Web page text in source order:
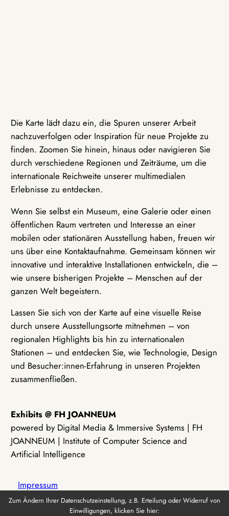
Die Karte lädt dazu ein, die Spuren unserer Arbeit
nachzuverfolgen oder Inspiration für neue Projekte zu
finden. Zoomen Sie hinein, hinaus oder navigieren Sie
durch verschiedene Regionen und Zeiträume, um die
internationale Reichweite unserer multimedialen
Erlebnisse zu entdecken.
Wenn Sie selbst ein Museum, eine Galerie oder einen
öffentlichen Raum vertreten und Interesse an einer
mobilen oder stationären Ausstellung haben, freuen wir
uns über eine Kontaktaufnahme. Gemeinsam können wir
innovative und interaktive Installationen entwickeln, die –
wie unsere bisherigen Projekte – Menschen auf der
ganzen Welt begeistern.
Lassen Sie sich von der Karte auf eine visuelle Reise
durch unsere Ausstellungsorte mitnehmen – von
regionalen Highlights bis hin zu internationalen
Stationen – und entdecken Sie, wie Technologie, Design
und Besucher:innen-Erfahrung in unseren Projekten
zusammenfließen.
Exhibits @ FH JOANNEUM
powered by Digital Media & Immersive Systems | FH
JOANNEUM | Institute of Computer Science and
Artificial Intelligence
Impressum
Zum Ändern Ihrer Datenschutzeinstellung, z.B. Erteilung oder Widerruf von
Einwilligungen, klicken Sie hier: